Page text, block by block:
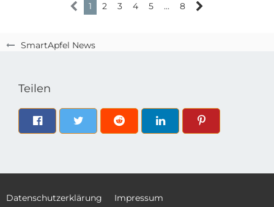
SmartApfel News
1 2 3 4 5 … 8
Teilen
Datenschutzerklärung Impressum